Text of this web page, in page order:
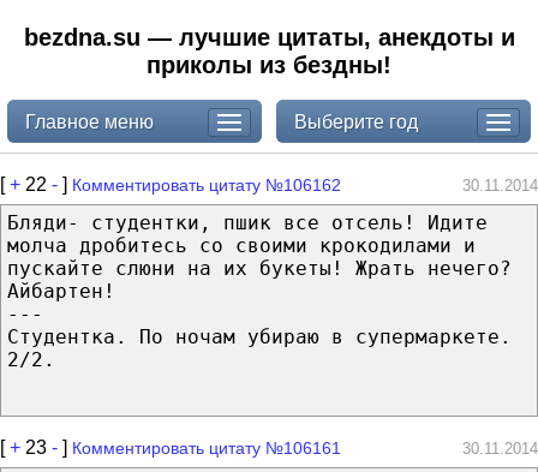
bezdna.su — лучшие цитаты, анекдоты и
приколы из бездны!
Главное меню Выберите год
[+ 22 - ] Комментировать цитату №106162 30.11.2014
Бляди- студентки, пшик все отсель! Идите
молча дробитесь со своими крокодилами и
пускайте слюни на их букеты! Жрать нечего?
Айбартен!
---
Студентка. По ночам убираю в супермаркете.
2/2.
[+ 23 - ] Комментировать цитату №106161 30.11.2014